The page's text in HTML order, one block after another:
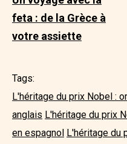
feta : de la Grèce à
votre assiette
Tags:
L'héritage du prix Nobel :
anglais L'héritage du prix
en espagnol L'héritage du